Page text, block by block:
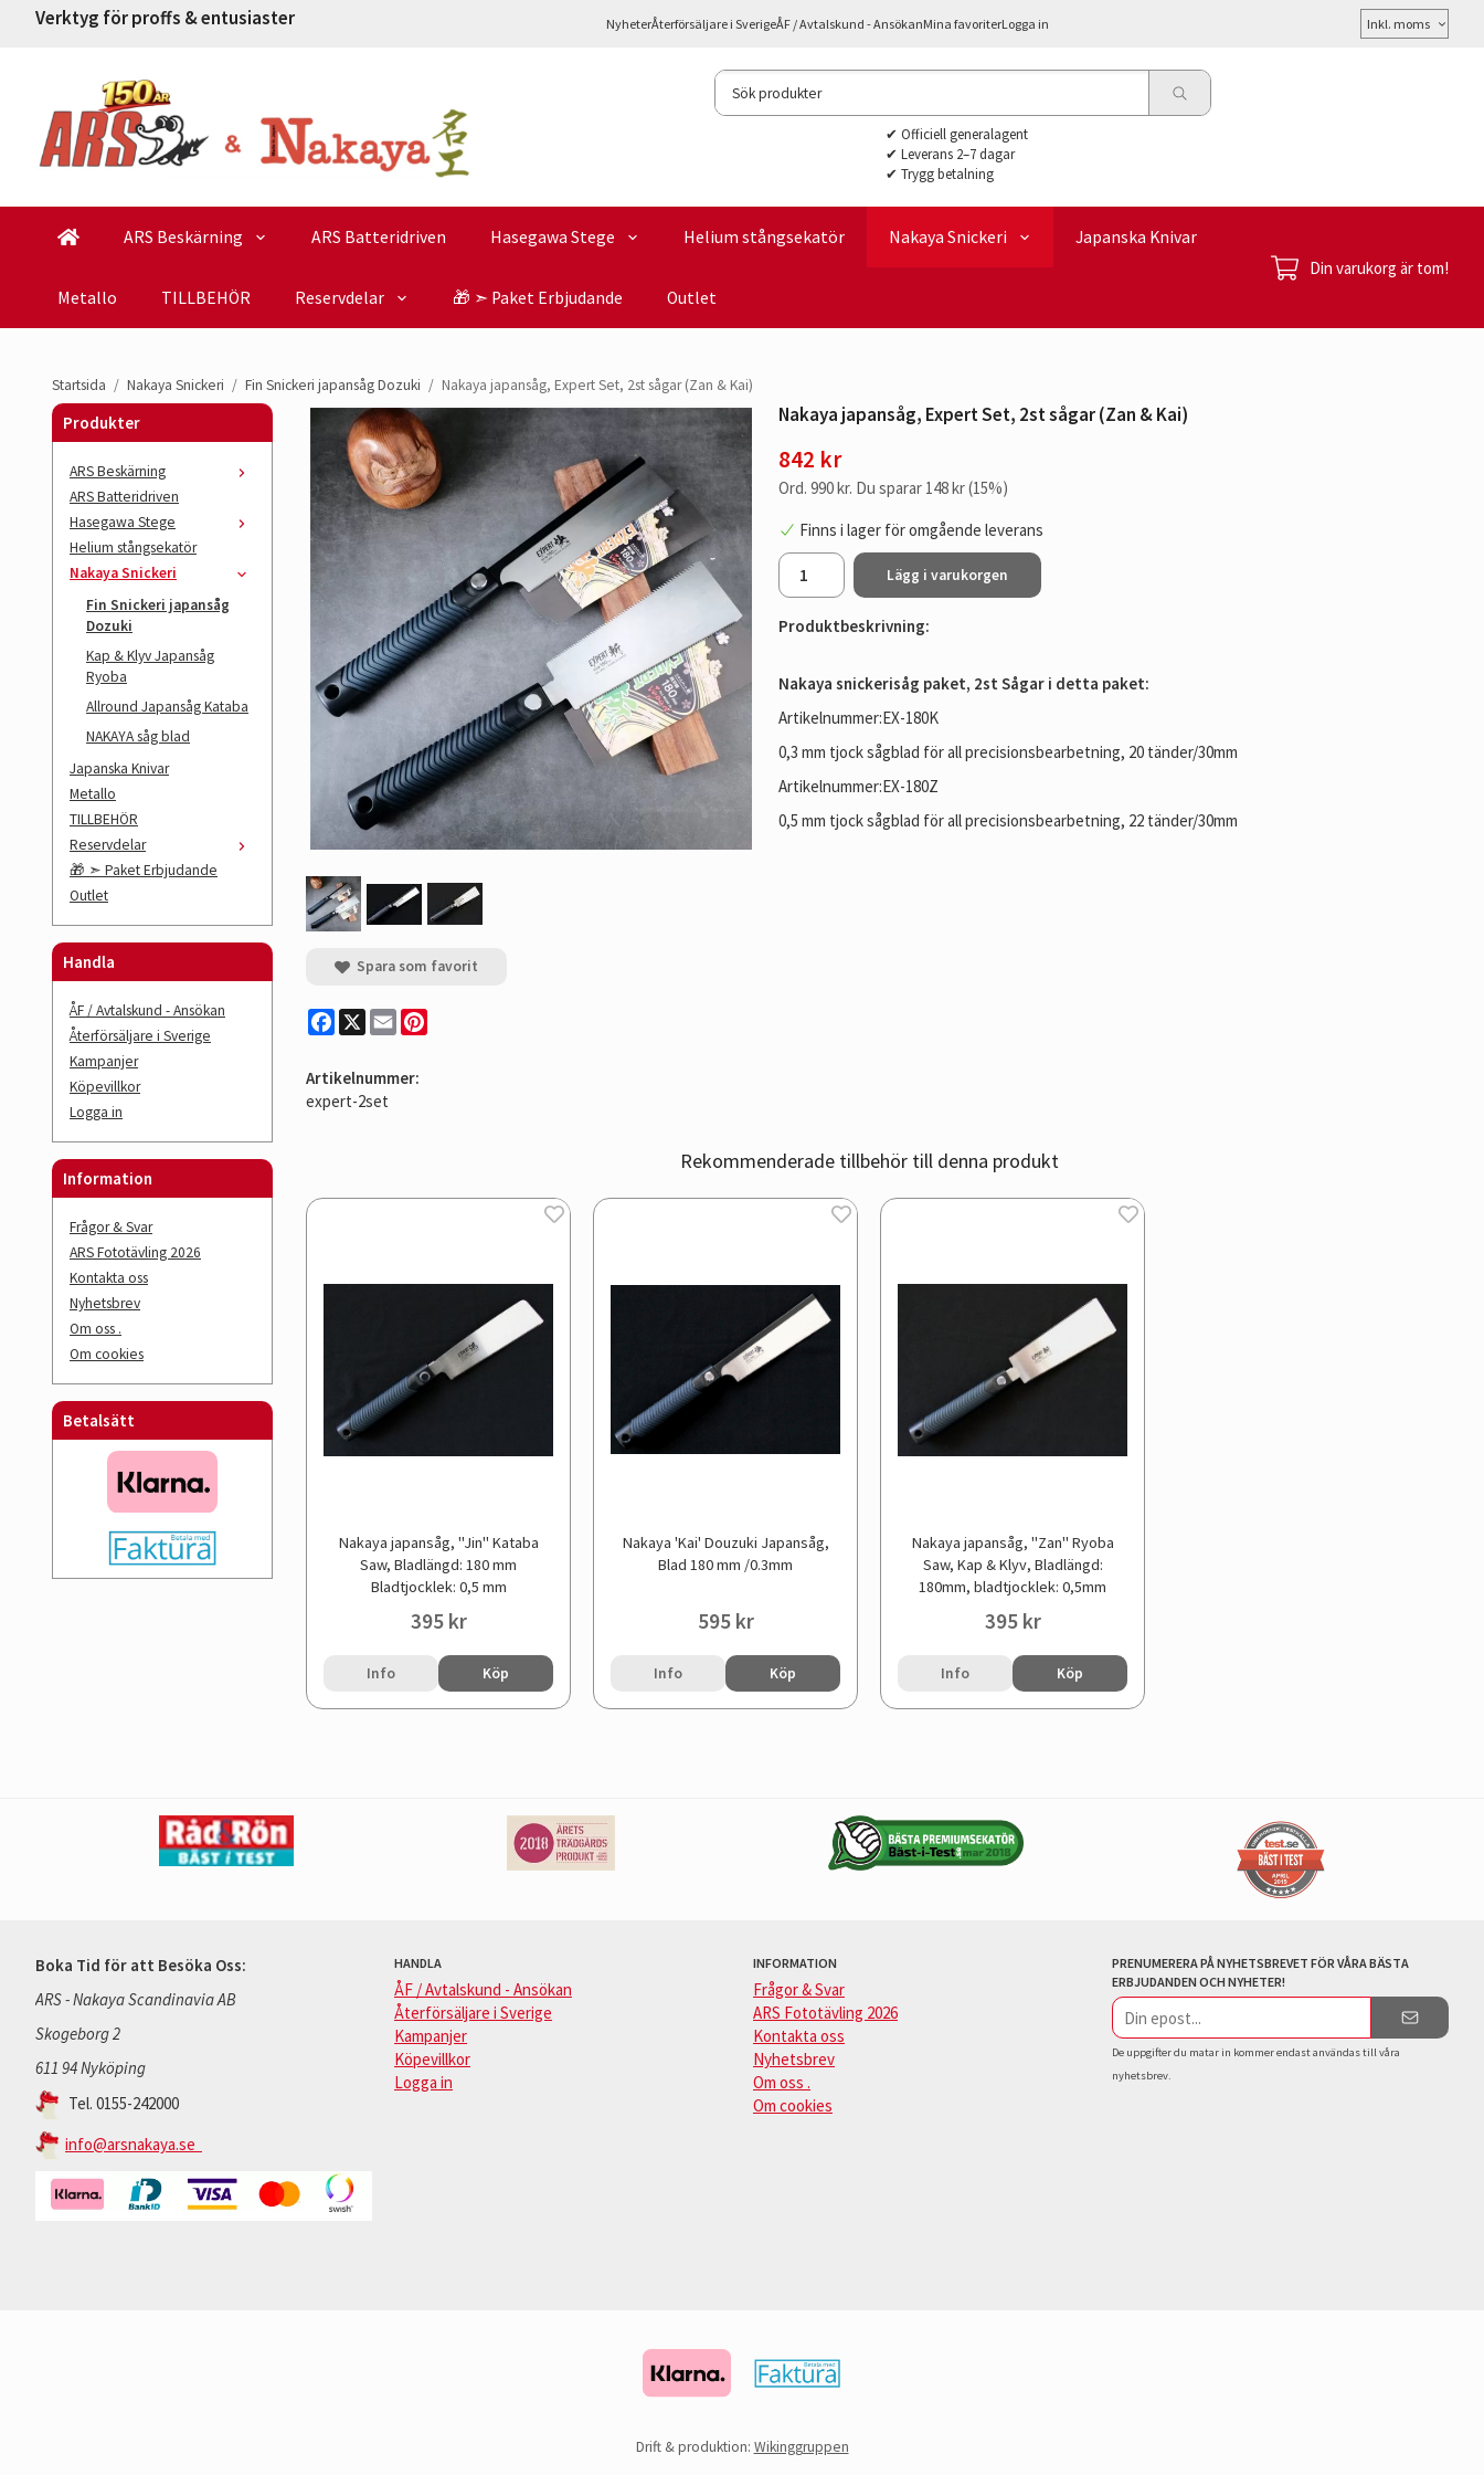
Verktyg för proffs & entusiaster NyheterÅterförsäljare i SverigeÅF / Avtalskund - AnsökanMina favoriterLogga in
Välj
moms
✔ Officiell generalagent
✔ Leverans 2–7 dagar
✔ Trygg betalning
ARS Beskärning ARS Batteridriven Hasegawa Stege Helium stångsekatör Nakaya Snickeri Japanska Knivar
Metallo TILLBEHÖR Reservdelar 🎁 ➣ Paket Erbjudande Outlet
Din varukorg är tom!
Startsida / Nakaya Snickeri / Fin Snickeri japansåg Dozuki / Nakaya japansåg, Expert Set, 2st sågar (Zan & Kai)
Produkter
ARS Beskärning
ARS Batteridriven
Hasegawa Stege
Helium stångsekatör
Nakaya Snickeri
Fin Snickeri japansåg
Dozuki
Kap & Klyv Japansåg
Ryoba
Allround Japansåg Kataba
NAKAYA såg blad
Japanska Knivar
Metallo
TILLBEHÖR
Reservdelar
🎁 ➣ Paket Erbjudande
Outlet
Handla
ÅF / Avtalskund - Ansökan
Återförsäljare i Sverige
Kampanjer
Köpevillkor
Logga in
Information
Frågor & Svar
ARS Fototävling 2026
Kontakta oss
Nyhetsbrev
Om oss .
Om cookies
Betalsätt
Nakaya japansåg, Expert Set, 2st sågar (Zan & Kai)
842 kr
Ord. 990 kr. Du sparar 148 kr(15%)
Finns i lager för omgående leverans
Lägg i varukorgen
Produktbeskrivning:
Nakaya snickerisåg paket, 2st Sågar i detta paket:
Artikelnummer:EX-180K
0,3 mm tjock sågblad för all precisionsbearbetning, 20 tänder/30mm
Artikelnummer:EX-180Z
0,5 mm tjock sågblad för all precisionsbearbetning, 22 tänder/30mm
Spara som favorit
Facebook
X Email
Artikelnummer:
expert-2set
Rekommenderade tillbehör till denna produkt
Nakaya japansåg, "Jin" Kataba
Saw, Bladlängd: 180 mm
Bladtjocklek: 0,5 mm
395 kr
Info Köp
Nakaya 'Kai' Douzuki Japansåg,
Blad 180 mm /0.3mm
595 kr
Info Köp
Nakaya japansåg, "Zan" Ryoba
Saw, Kap & Klyv, Bladlängd:
180mm, bladtjocklek: 0,5mm
395 kr
Info Köp
Boka Tid för att Besöka Oss:
ARS - Nakaya Scandinavia AB
Skogeborg 2
611 94 Nyköping
Tel. 0155-242000
info@arsnakaya.se
HANDLA
ÅF / Avtalskund - Ansökan
Återförsäljare i Sverige
Kampanjer
Köpevillkor
Logga in
INFORMATION
Frågor & Svar
ARS Fototävling 2026
Kontakta oss
Nyhetsbrev
Om oss .
Om cookies
PRENUMERERA PÅ NYHETSBREVET FÖR VÅRA BÄSTA
ERBJUDANDEN OCH NYHETER!
E-
postadress
De uppgifter du matar in kommer endast användas till våra
nyhetsbrev.
Drift & produktion: Wikinggruppen